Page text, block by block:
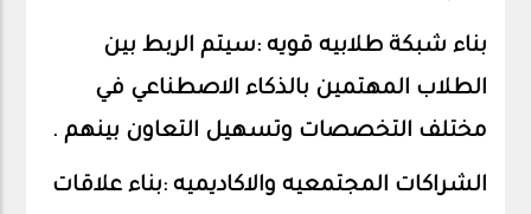
بناء شبكة طلابيه قويه :سيتم الربط بين
الطلاب المهتمين بالذكاء الاصطناعي في
مختلف التخصصات وتسهيل التعاون بينهم .
الشراكات المجتمعيه والاكاديميه :بناء علاقات